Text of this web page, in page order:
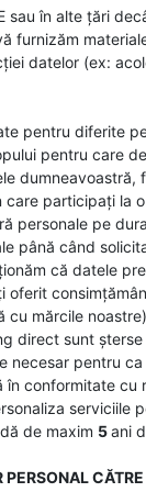
sau în alte țări
furnizăm
datelor (ex:
pentru diferite
pentru care
dumneavoastră,
care participați la
personale pe
până când
că datele
mărcile
direct sunt
pentru
conformitate
de maxim 5ani
CĂTRE